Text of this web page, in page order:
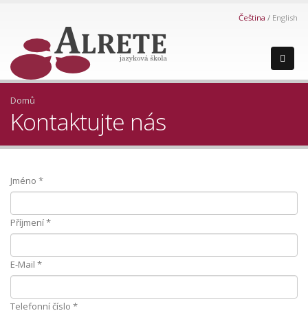
Čeština English
Domů
Kontaktujte nás
Jméno *
Příjmení*
E-Mail *
Telefonní číslo *